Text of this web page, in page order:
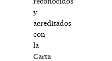
y
acreditados
con
la
Carta